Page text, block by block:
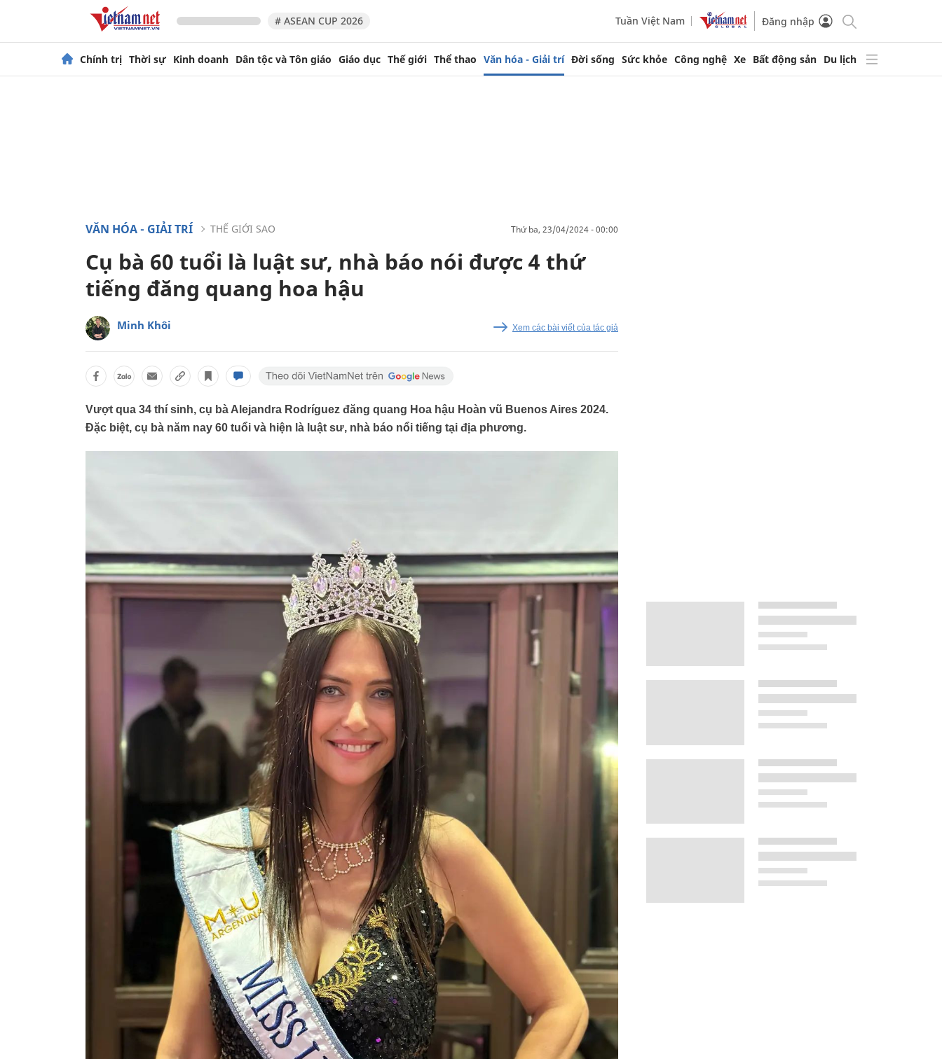
# ASEAN CUP 2026 Tuần Việt Nam Đăng nhập
Chính trị Thời sự Kinh doanh Dân tộc và Tôn giáo Giáo dục Thế giới Thể thao Văn hóa - Giải trí Đời sống Sức khỏe Công nghệ Xe Bất động sản Du lịch
VĂN HÓA - GIẢI TRÍ THẾ GIỚI SAO thứ ba, 23/04/2024 - 00:00
Cụ bà 60 tuổi là luật sư, nhà báo nói được 4 thứ
tiếng đăng quang hoa hậu
Minh Khôi Xem các bài viết của tác giả
Vượt qua 34 thí sinh, cụ bà Alejandra Rodríguez đăng quang Hoa hậu Hoàn vũ Buenos Aires 2024.
Đặc biệt, cụ bà năm nay 60 tuổi và hiện là luật sư, nhà báo nổi tiếng tại địa phương.